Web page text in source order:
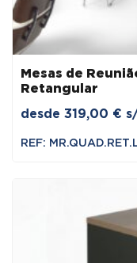
Mesas de
Retangular
desde 319,00 €
REF: